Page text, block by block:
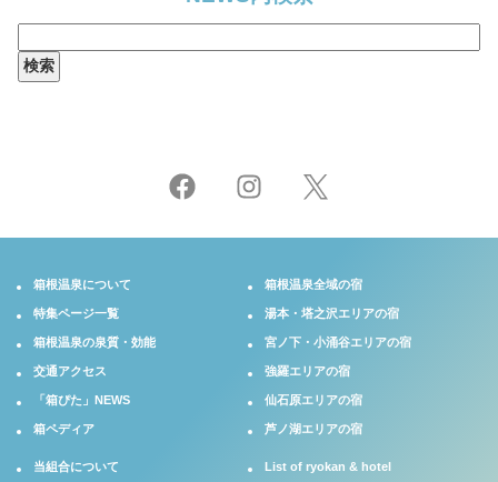
索:
箱根温泉について
特集ページ一覧
箱根温泉の泉質・効能
交通アクセス
「箱ぴた」NEWS
箱ペディア
箱根温泉全域の宿
湯本・塔之沢エリアの宿
宮ノ下・小涌谷エリアの宿
強羅エリアの宿
仙石原エリアの宿
芦ノ湖エリアの宿
当組合について List of ryokan & hotel